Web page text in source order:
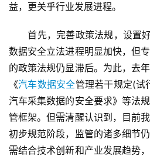
益，更关乎行业发展进程。
首先，完善政策法规，设置好
数据安全立法进程明显加快，但
的政策法规仍显滞后。为此，去
《汽车数据安全管理若干规定(试
汽车采集数据的安全要求》等法
管框架。但需清醒认识到，目前
初步规范阶段，监管的诸多细节
需结合技术创新和产业发展趋势